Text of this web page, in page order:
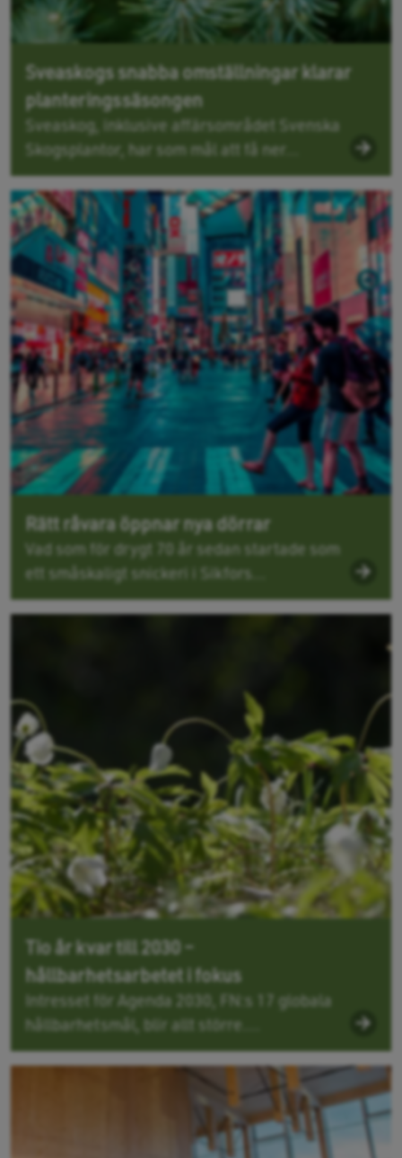
Sveaskogs snabba omställningar klarar
planteringssäsongen
Sveaskog, inklusive affärsområdet Svenska
Skogsplantor, har som mål att få ner...
Rätt råvara öppnar nya dörrar
Vad som för drygt 70 år sedan startade som
ett småskaligt snickeri i Sikfors...
Tio år kvar till 2030 –
hållbarhetsarbetet i fokus
Intresset för Agenda 2030, FN:s 17 globala
hållbarhetsmål, blir allt större....